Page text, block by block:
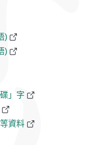
)
)
」字
資料